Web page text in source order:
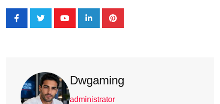
Dwgaming
administrator